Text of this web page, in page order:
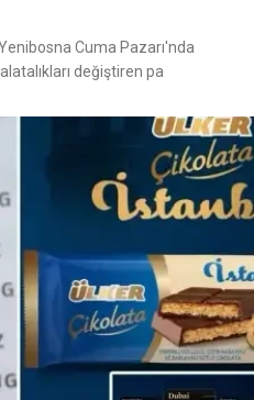
Cuma Pazarı'nda
değiştiren pa